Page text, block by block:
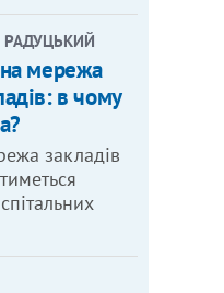
мережа
в чому
закладів